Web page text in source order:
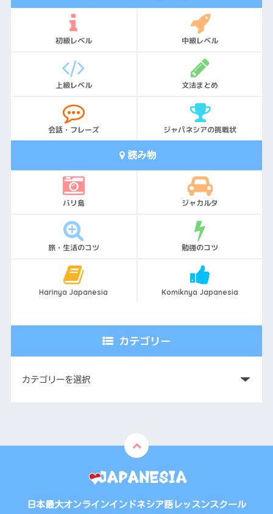
初級レベル 中級レベル
上級レベル 文法まとめ
会話・フレーズ ジャパネシアの挑戦状
読み物
バリ島 ジャカルタ
旅・生活のコツ 勉強のコツ
Harinya Japanesia Komiknya Japanesia
カテゴリー
日本最大オンラインインドネシア語レッスンスクール